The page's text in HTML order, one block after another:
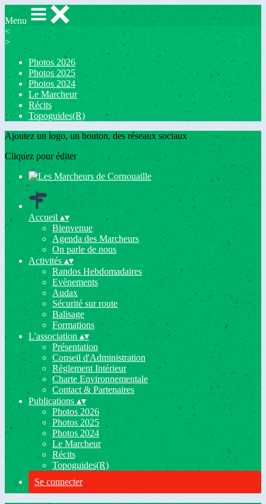
Menu
<
>
Photos 2026
Photos 2025
Photos 2024
Le Marcheur
Récits
Topoguides(R)
Ajoutez un logo, un bouton, des réseaux sociaux
Cliquez pour éditer
Accueil ▴▾
Bienvenue
Agenda des Marcheurs
On parle de nous
Activités▴▾
Randos Hebdomadaires
Evènements
Audax
Sécurité sur route
Balisage
Formations
L'association▴▾
Présentation
Conseil d'Administration
Règlement Intérieur
Charte Environnementale
Contact & Partenaires
Publications ▴▾
Photos 2026
Photos 2025
Photos 2024
Le Marcheur
Récits
Topoguides(R)
Se connecter